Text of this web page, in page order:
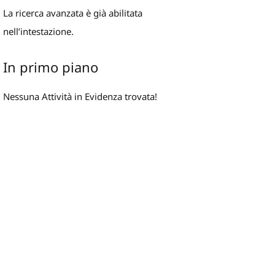
La ricerca avanzata è già abilitata
nell’intestazione.
In primo piano
Nessuna Attività in Evidenza trovata!